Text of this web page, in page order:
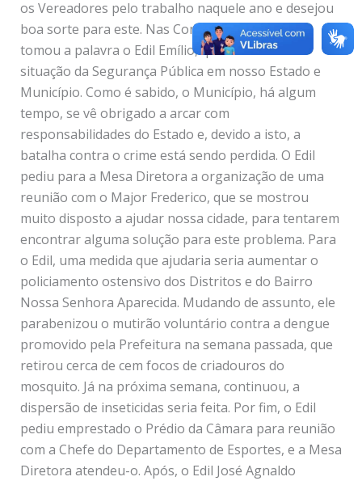
os Vereadores pelo trabalho naquele ano e desejou
boa sorte para este. Nas Considerações Finais,
tomou a palavra o Edil Emílio, que comentou a
situação da Segurança Pública em nosso Estado e
Município. Como é sabido, o Município, há algum
tempo, se vê obrigado a arcar com
responsabilidades do Estado e, devido a isto, a
batalha contra o crime está sendo perdida. O Edil
pediu para a Mesa Diretora a organização de uma
reunião com o Major Frederico, que se mostrou
muito disposto a ajudar nossa cidade, para tentarem
encontrar alguma solução para este problema. Para
o Edil, uma medida que ajudaria seria aumentar o
policiamento ostensivo dos Distritos e do Bairro
Nossa Senhora Aparecida. Mudando de assunto, ele
parabenizou o mutirão voluntário contra a dengue
promovido pela Prefeitura na semana passada, que
retirou cerca de cem focos de criadouros do
mosquito. Já na próxima semana, continuou, a
dispersão de inseticidas seria feita. Por fim, o Edil
pediu emprestado o Prédio da Câmara para reunião
com a Chefe do Departamento de Esportes, e a Mesa
Diretora atendeu-o. Após, o Edil José Agnaldo